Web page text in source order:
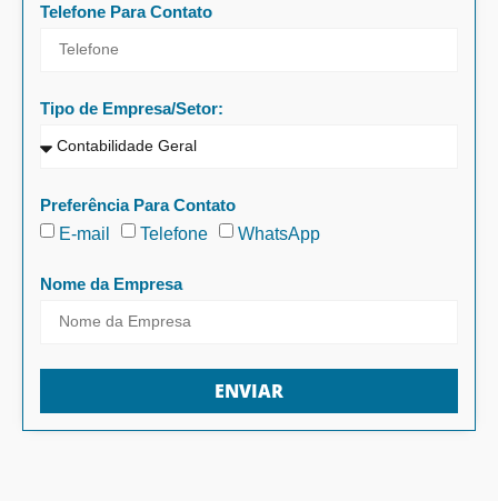
Telefone Para Contato
Tipo de Empresa/Setor:
Preferência Para Contato
E-mail
Telefone WhatsApp
Nome da Empresa
ENVIAR